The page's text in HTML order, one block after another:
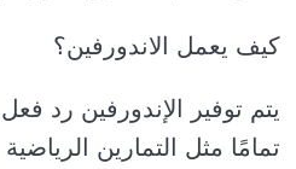
كيف يعمل الاندورفين؟
يتم توفير الإندورفين رد
تمامًا مثل التمارين الرياضية